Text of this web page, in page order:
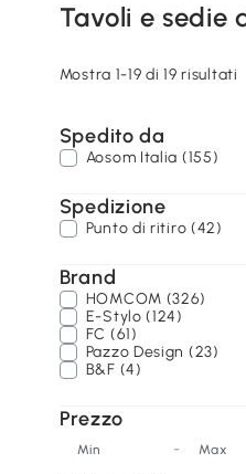
Tavoli e sedie
Mostra 1-19 di 19 risultati
Spedito da
Aosom Italia (155)
Spedizione
Punto di ritiro (42)
Brand
HOMCOM (326)
E-Stylo (124)
FC (61)
Pazzo Design (23)
B&F (4)
Prezzo
Min - Max